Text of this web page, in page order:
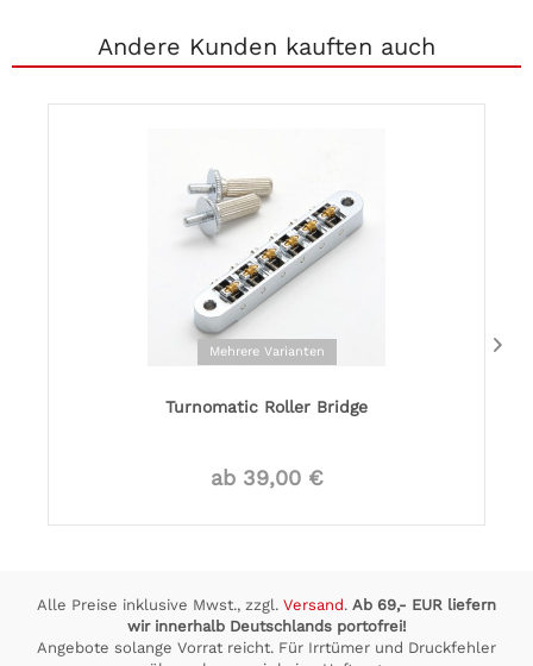
Andere Kunden kauften auch
Mehrere Varianten
Turnomatic Roller Bridge
ab 39,00 €
Alle Preise inklusive Mwst., zzgl. Versand. Ab 69,- EUR liefern
wir innerhalb Deutschlands portofrei!
Angebote solange Vorrat reicht. Für Irrtümer und Druckfehler